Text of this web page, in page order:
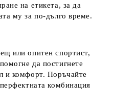
на етикета, за да
му за по-дълго време.
или опитен спортист,
да постигнете
и комфорт. Поръчайте
комбинация